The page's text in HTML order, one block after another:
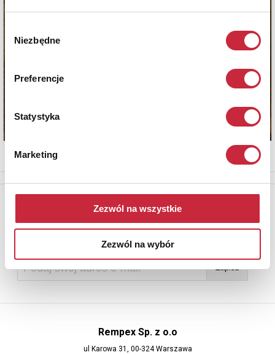
Wybór
zgody
Niezbędne
Preferencje
Statystyka
Marketing
Zezwól na wszystkie
Zezwól na wybór
Newsletter
adres e-mail
Rempex Sp. z o.o
ul Karowa 31, 00-324 Warszawa